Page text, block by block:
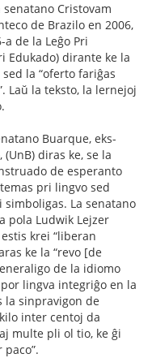
Cristovam
de Brazilo en 2006,
de la Leĝo Pri
Edukado) dirante ke la
la “oferto fariĝas
Laŭ la teksto, la lernejoj
Buarque, eks-
diras ke, se la
de esperanto
pri lingvo sed
La senatano
pola Ludwik Lejzer
krei “liberan
ke la “revo [de
de la idiomo
lingva integriĝo en la
la sinpravigon de
inter centoj da
multe pli ol tio, ke ĝi